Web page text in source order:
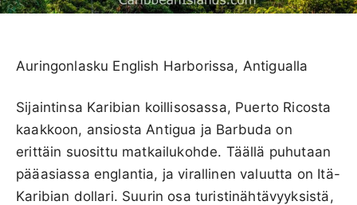
Auringonlasku English Harborissa, Antigualla
Sijaintinsa Karibian koillisosassa, Puerto Ricosta
kaakkoon, ansiosta Antigua ja Barbuda on
erittäin suosittu matkailukohde. Täällä puhutaan
pääasiassa englantia, ja virallinen valuutta on Itä-
Karibian dollari. Suurin osa turistinähtävyyksistä,